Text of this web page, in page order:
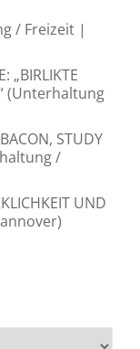
/ Freizeit |
„BIRLIKTE
(Unterhaltung
STUDY
/
UND